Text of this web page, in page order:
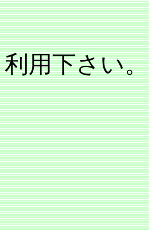
利用下さい。